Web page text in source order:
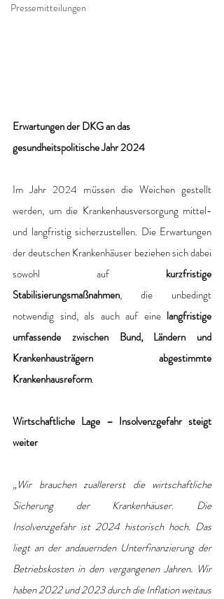
Pressemitteilungen
Erwartungen der DKG an das
gesundheitspolitische Jahr 2024
Im Jahr 2024 müssen die Weichen gestellt
werden, um die Krankenhausversorgung mittel-
und langfristig sicherzustellen. Die Erwartungen
der deutschen Krankenhäuser beziehen sich dabei
sowohl auf kurzfristige
Stabilisierungsmaßnahmen, die unbedingt
notwendig sind, als auch auf eine langfristige
umfassende zwischen Bund, Ländern und
Krankenhausträgern abgestimmte
Krankenhausreform.
Wirtschaftliche Lage – Insolvenzgefahr steigt
weiter
„Wir brauchen zuallererst die wirtschaftliche
Sicherung der Krankenhäuser. Die
Insolvenzgefahr ist 2024 historisch hoch. Das
liegt an der andauernden Unterfinanzierung der
Betriebskosten in den vergangenen Jahren. Wir
haben 2022 und 2023 durch die Inflation weitaus